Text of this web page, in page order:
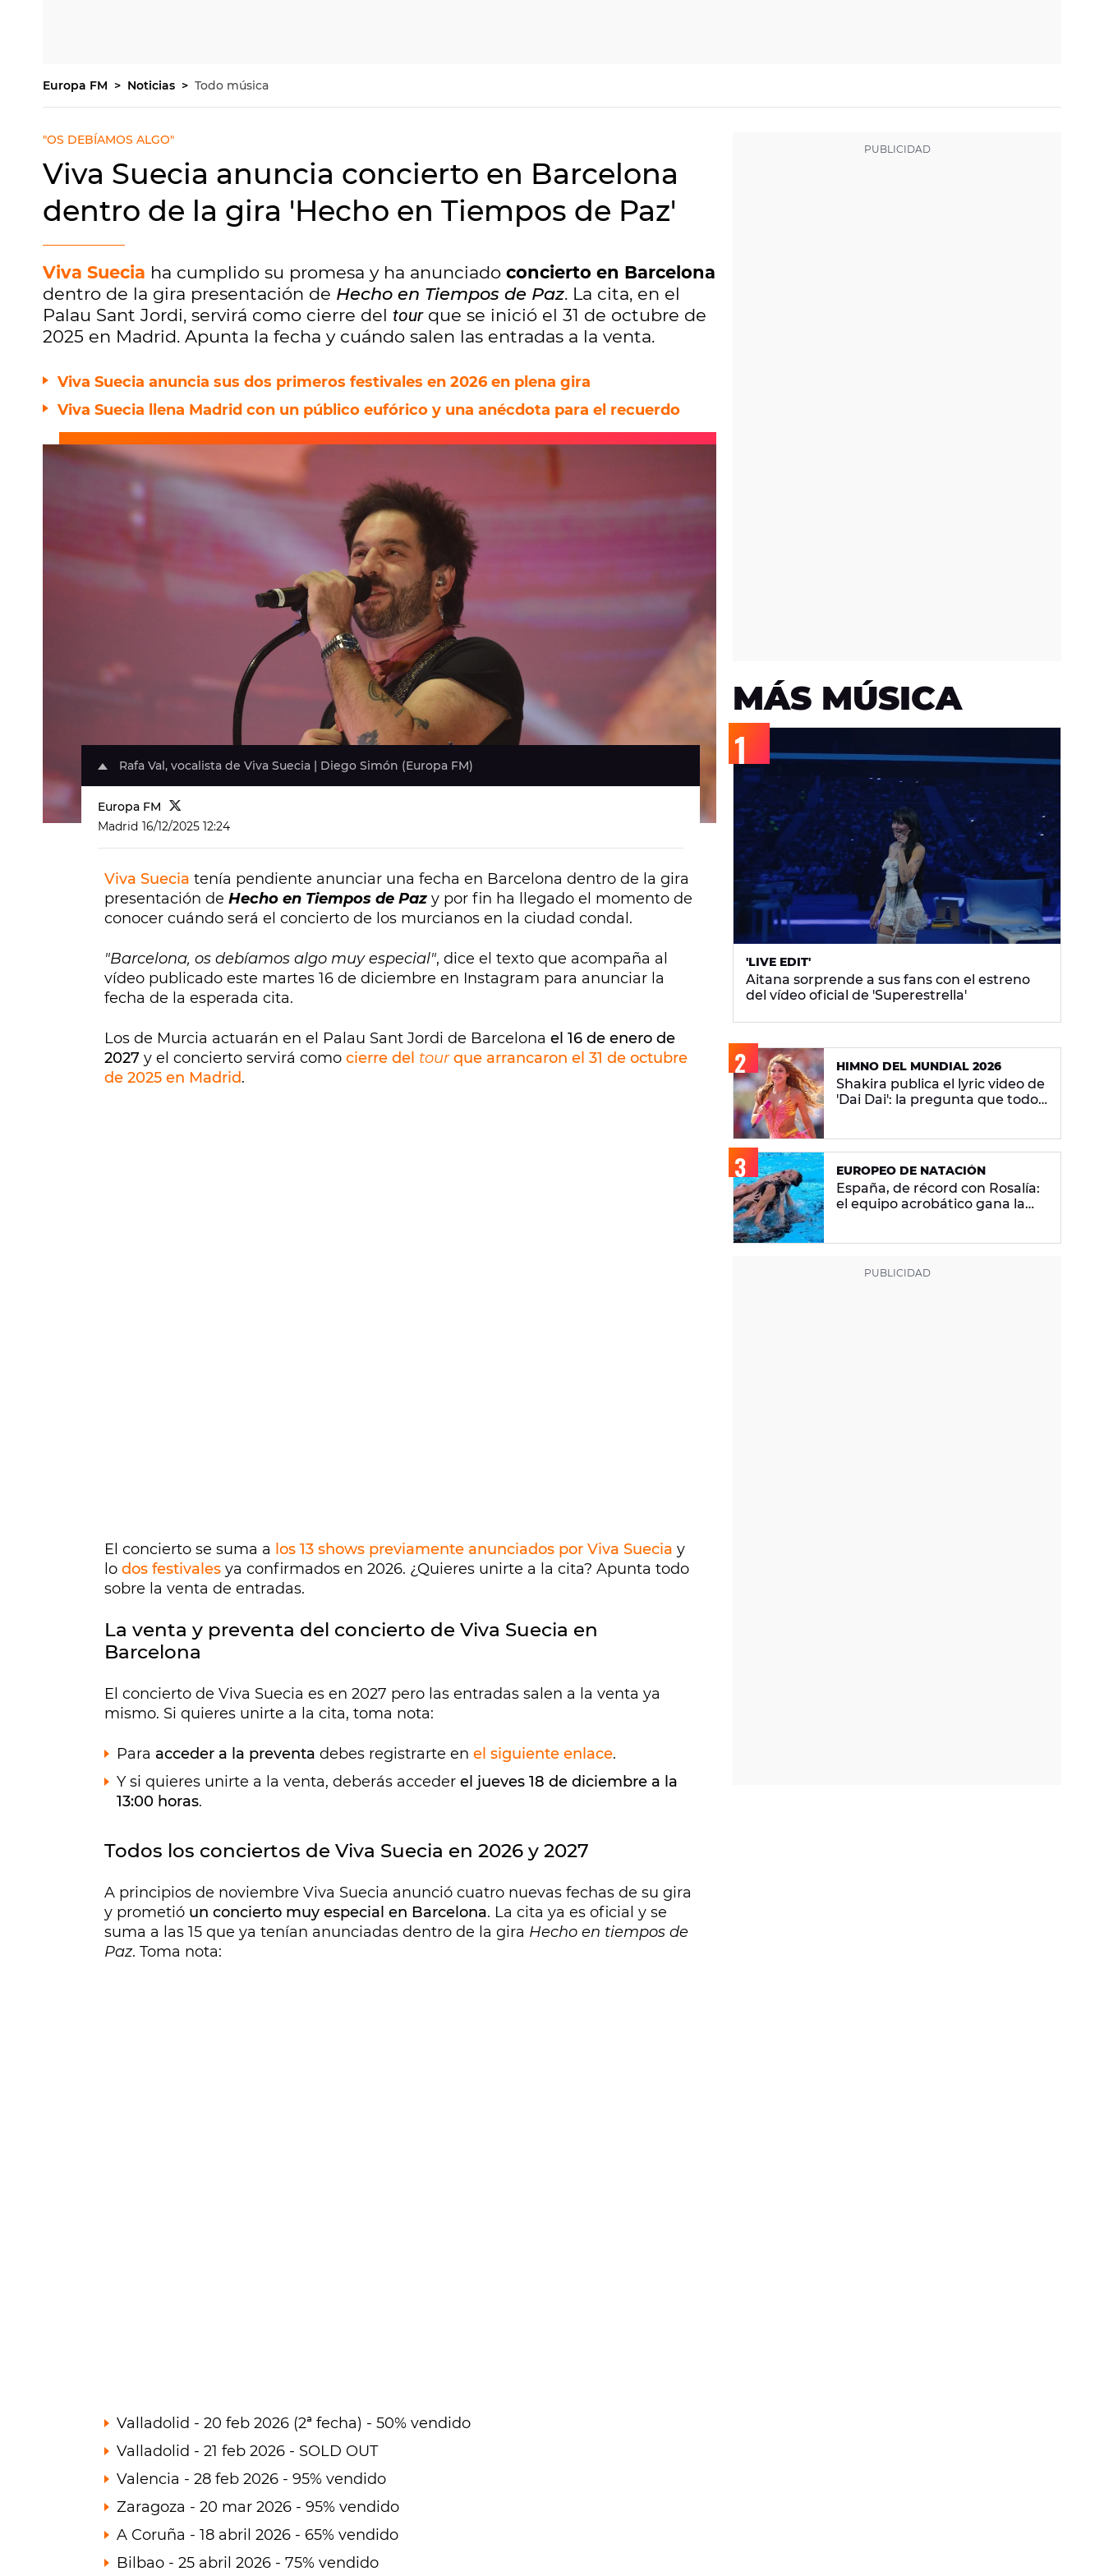
Europa FM Noticias Todo música
"OS DEBÍAMOS ALGO"
Viva Suecia anuncia concierto en Barcelona
dentro de la gira 'Hecho en Tiempos de Paz'
Viva Suecia ha cumplido su promesa y ha anunciado concierto en Barcelona
dentro de la gira presentación de Hecho en Tiempos de Paz. La cita, en el
Palau Sant Jordi, servirá como cierre del tourque se inició el 31 de octubre de
2025 en Madrid. Apunta la fecha y cuándo salen las entradas a la venta.
Viva Suecia anuncia sus dos primeros festivales en 2026 en plena gira
Viva Suecia llena Madrid con un público eufórico y una anécdota para el recuerdo
Rafa Val, vocalista de Viva Suecia | Diego Simón (Europa FM)
Europa FM
Madrid 16/12/2025 12:24
Viva Suecia tenía pendiente anunciar una fecha en Barcelona dentro de la gira
presentación de Hecho en Tiempos de Paz y por fin ha llegado el momento de
conocer cuándo será el concierto de los murcianos en la ciudad condal.
"Barcelona, os debíamos algo muy especial", dice el texto que acompaña al
vídeo publicado este martes 16 de diciembre en Instagram para anunciar la
fecha de la esperada cita.
Los de Murcia actuarán en el Palau Sant Jordi de Barcelona el 16 de enero de
2027 y el concierto servirá como cierre del tourque arrancaron el 31 de octubre
de 2025 en Madrid.
El concierto se suma a los 13 shows previamente anunciados por Viva Suecia y
lo dos festivales ya confirmados en 2026. ¿Quieres unirte a la cita? Apunta todo
sobre la venta de entradas.
La venta y preventa del concierto de Viva Suecia en
Barcelona
El concierto de Viva Suecia es en 2027 pero las entradas salen a la venta ya
mismo. Si quieres unirte a la cita, toma nota:
Para acceder a la preventa debes registrarte en el siguiente enlace.
Y si quieres unirte a la venta, deberás acceder el jueves 18 de diciembre a la
13:00 horas.
Todos los conciertos de Viva Suecia en 2026 y 2027
A principios de noviembre Viva Suecia anunció cuatro nuevas fechas de su gira
y prometió un concierto muy especial en Barcelona. La cita ya es oficial y se
suma a las 15 que ya tenían anunciadas dentro de la gira Hecho en tiempos de
Paz. Toma nota:
Valladolid - 20 feb 2026 (2ª fecha) - 50% vendido
Valladolid - 21 feb 2026 - SOLD OUT
Valencia - 28 feb 2026 - 95% vendido
Zaragoza - 20 mar 2026 - 95% vendido
A Coruña - 18 abril 2026 - 65% vendido
Bilbao - 25 abril 2026 - 75% vendido
MÁS MÚSICA
'LIVE EDIT'
Aitana sorprende a sus fans con el estreno
del vídeo oficial de 'Superestrella'
HIMNO DEL MUNDIAL 2026
Shakira publica el lyric video de
'Dai Dai': la pregunta que todos
EUROPEO DE NATACIÓN
España, de récord con Rosalía:
el equipo acrobático gana la